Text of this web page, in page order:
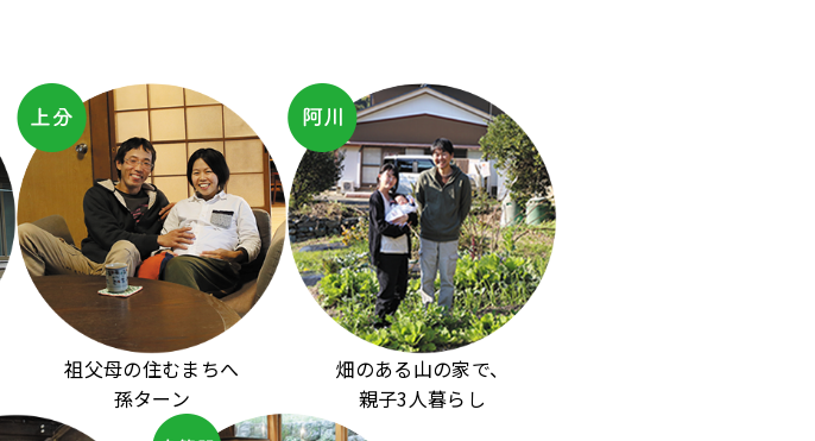
祖父母の住むまちへ
孫ターン
畑のある山の家で、
親子3人暮らし